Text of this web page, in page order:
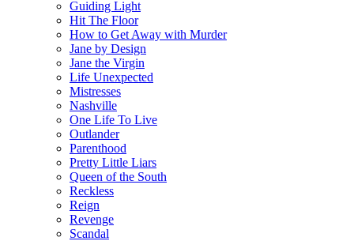
Guiding Light
Hit The Floor
How to Get Away with Murder
Jane by Design
Jane the Virgin
Life Unexpected
Mistresses
Nashville
One Life To Live
Outlander
Parenthood
Pretty Little Liars
Queen of the South
Reckless
Reign
Revenge
Scandal